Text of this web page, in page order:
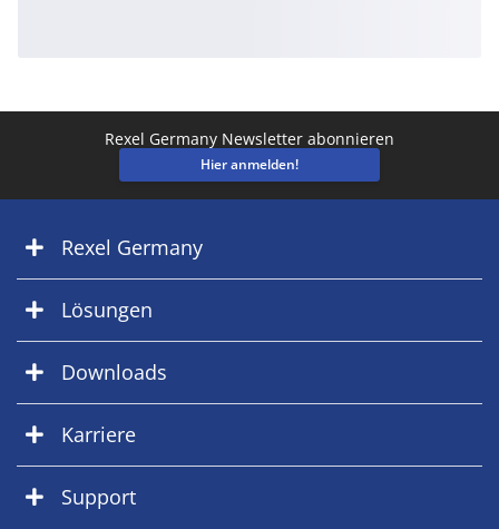
Rexel Germany Newsletter abonnieren
Hier anmelden!
Rexel Germany
Lösungen
Downloads
Karriere
Support